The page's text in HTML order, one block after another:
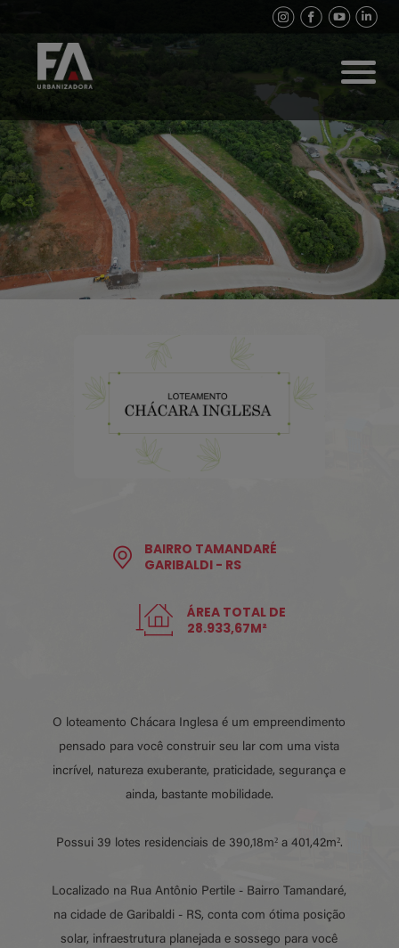
BAIRRO TAMANDARÉ
GARIBALDI - RS
ÁREA TOTAL DE
28.933,67M²
O loteamento Chácara Inglesa é um empreendimento
pensado para você construir seu lar com uma vista
incrível, natureza exuberante, praticidade, segurança e
ainda, bastante mobilidade.
Possui 39 lotes residenciais de 390,18m² a 401,42m².
Localizado na Rua Antônio Pertile - Bairro Tamandaré,
na cidade de Garibaldi - RS, conta com ótima posição
solar, infraestrutura planejada e sossego para você